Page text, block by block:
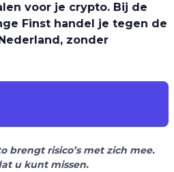
voor je crypto. Bij de
Finst handel je tegen de
zonder
brengt risico’s met zich mee.
u kunt missen.